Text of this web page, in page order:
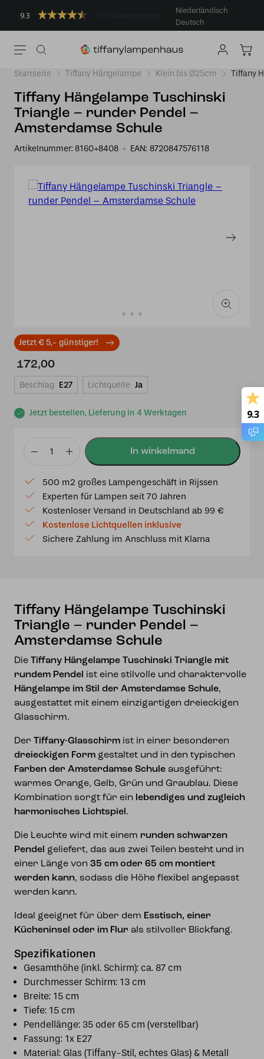
9.3
Niederländisch
Deutsch
Startseite Tiffany Hängelampe Klein bis Ø25cm Tiffany
Tiffany Hängelampe Tuschinski
Triangle – runder Pendel –
Amsterdamse Schule
Artikelnummer: 8160+8408 EAN: 8720847576118
Jetzt € 5,- günstiger!
Jetzt bestellen, Lieferung in 4 Werktagen
172,00
Beschlag E27 Lichtquelle Ja
Tiffany
Tuschinski
Triangle
–
runder
Pendel
500 m2 großes Lampengeschäft in Rijssen
Experten für Lampen seit 70 Jahren
Kostenloser Versand in Deutschland ab 99 €
Kostenlose Lichtquellen inklusive
Sichere Zahlung im Anschluss mit Klarna
Tiffany Hängelampe Tuschinski
Triangle – runder Pendel –
Amsterdamse Schule
Die Tiffany Hängelampe Tuschinski Triangle mit
rundem Pendel ist eine stilvolle und charaktervolle
Hängelampe im Stil der Amsterdamse Schule,
ausgestattet mit einem einzigartigen dreieckigen
Glasschirm.
Der Tiffany-Glasschirm ist in einer besonderen
dreieckigen Form gestaltet und in den typischen
Farben der Amsterdamse Schule ausgeführt:
warmes Orange, Gelb, Grün und Graublau. Diese
Kombination sorgt für ein lebendiges und zugleich
harmonisches Lichtspiel .
Die Leuchte wird mit einem runden schwarzen
Pendel geliefert, das aus zwei Teilen besteht und in
einer Länge von 35 cm oder 65 cm montiert
werden kann, sodass die Höhe flexibel angepasst
werden kann.
Ideal geeignet für über dem Esstisch, einer
Kücheninsel oder im Flur als stilvoller Blickfang.
Spezifikationen
Gesamthöhe (inkl. Schirm): ca. 87 cm
Durchmesser Schirm: 13 cm
Breite: 15 cm
Tiefe: 15 cm
Pendellänge: 35 oder 65 cm (verstellbar)
Fassung: 1x E27
Material: Glas (Tiffany-Stil, echtes Glas) & Metall
9.3